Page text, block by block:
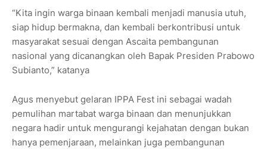
“Kita ingin warga binaan kembali menjadi manusia utuh,
siap hidup bermakna, dan kembali berkontribusi untuk
masyarakat sesuai dengan Ascaita pembangunan
nasional yang dicanangkan oleh Bapak Presiden Prabowo
Subianto,” katanya
Agus menyebut gelaran IPPA Fest ini sebagai wadah
pemulihan martabat warga binaan dan menunjukkan
negara hadir untuk mengurangi kejahatan dengan bukan
hanya pemenjaraan, melainkan juga pembangunan